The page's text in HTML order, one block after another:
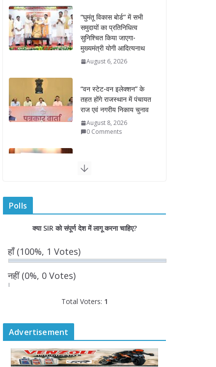
“वन स्टेट-वन इलेक्शन” के
तहत होंगे राजस्थान में पंचायत
राज एवं नगरीय निकाय चुनाव
August 8, 2026
0 Comments
राज्यपाल ने हथकरघा दिवस
पर घुमंतू जनजाति महिलाओं
को किया सम्मानित
August 7, 2026
August 7, 2026
August 7, 2026
मुख्यमंत्री योगी आदित्यनाथ
Polls
क्या SIR को संपूर्ण देश में लागू करना चाहिए?
हाँ(100%, 1 Votes)
नहीं(0%, 0 Votes)
Total Voters: 1
Advertisement